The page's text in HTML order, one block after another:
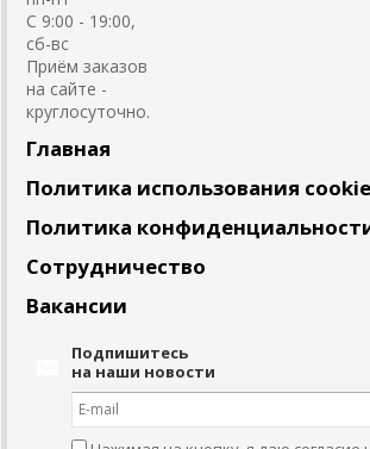
С 9:00 - 19:00,
сб-вс
Приём заказов
на сайте -
круглосуточно.
Главная
Политика использования
Политика
Сотрудничество
Вакансии
Подпишитесь
на наши новости